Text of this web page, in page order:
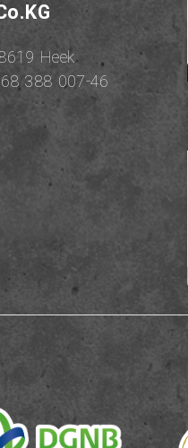
Heek
388 007-46